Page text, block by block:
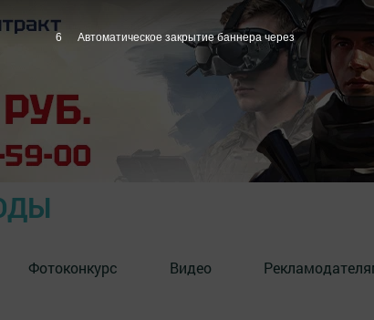
Фотоконкурс Видео
5 Автоматическое закрытие баннера через